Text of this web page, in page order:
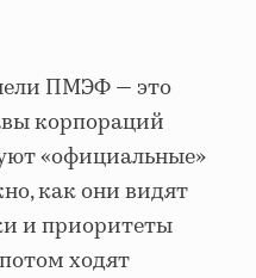
ПМЭФ — это
корпораций
«официальные»
как они видят
и приоритеты
ходят